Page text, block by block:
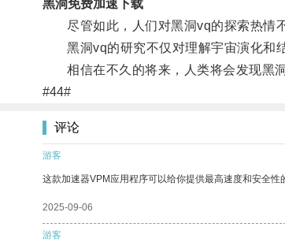
黑洞免费加速下载
尽管如此，人们对黑洞vq的探索热情不
黑洞vq的研究不仅对理解宇宙演化和结
相信在不久的将来，人类将会发现黑洞
#44#
评论
游客
这款加速器VPM应用程序可以给你提供最高速度和安全性
2025-09-06
游客